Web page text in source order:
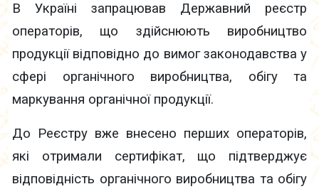
В Україні запрацював Державний реєстр
операторів, що здійснюють виробництво
продукції відповідно до вимог законодавства у
сфері органічного виробництва, обігу та
маркування органічної продукції.
До Реєстру вже внесено перших операторів,
які отримали сертифікат, що підтверджує
відповідність органічного виробництва та обігу